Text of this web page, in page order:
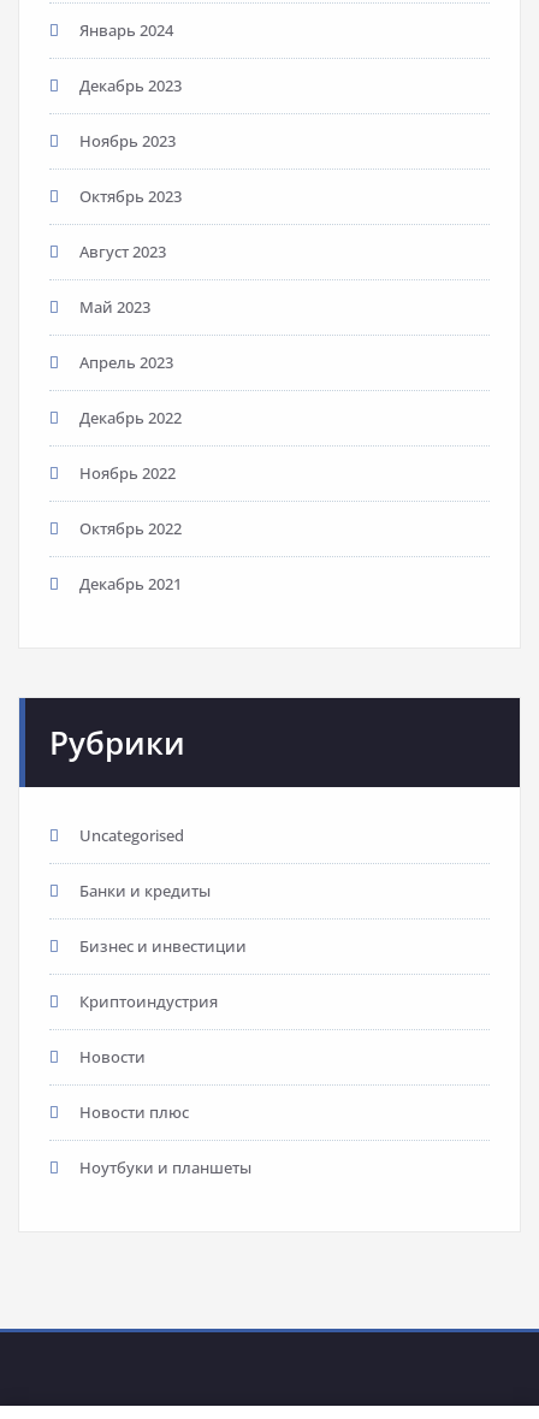
Январь 2024
Декабрь 2023
Ноябрь 2023
Октябрь 2023
Август 2023
Май 2023
Апрель 2023
Декабрь 2022
Ноябрь 2022
Октябрь 2022
Декабрь 2021
Рубрики
Uncategorised
Банки и кредиты
Бизнес и инвестиции
Криптоиндустрия
Новости
Новости плюс
Ноутбуки и планшеты